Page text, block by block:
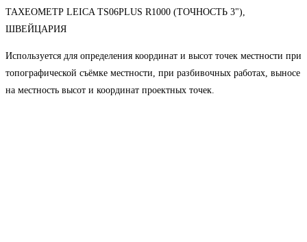
ТАХЕОМЕТР LEICA TS06PLUS R1000 (ТОЧНОСТЬ 3"),
ШВЕЙЦАРИЯ
Используется для определения координат и высот точек местности при
топографической съёмке местности, при разбивочных работах, выносе
на местность высот и координат проектных точек.